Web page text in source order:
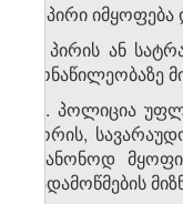
ე) პირი
ვ) პირის ან
მონაწილეობაზე
. პოლიცია
შორის,
უკანონოდ
გადამოწმების